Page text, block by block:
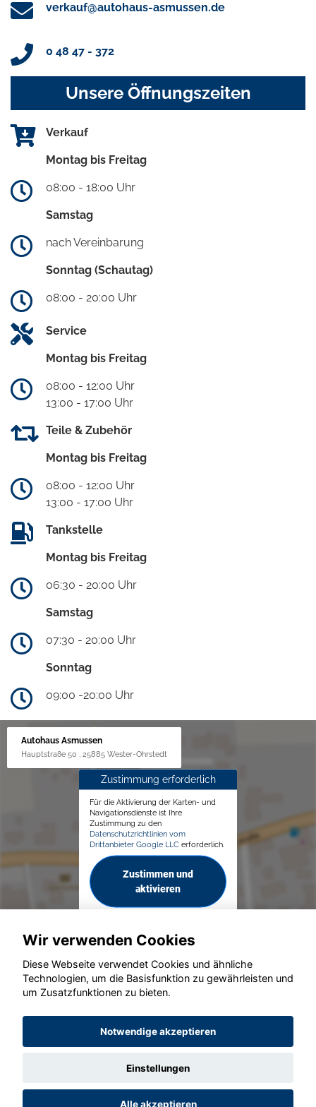
verkauf@autohaus-asmussen.de
0 48 47 - 372
Unsere Öffnungszeiten
Verkauf
Montag bis Freitag
08:00 - 18:00 Uhr
Samstag
nach Vereinbarung
Sonntag (Schautag)
08:00 - 20:00 Uhr
Service
Montag bis Freitag
08:00 - 12:00 Uhr
13:00 - 17:00 Uhr
Teile & Zubehör
Montag bis Freitag
08:00 - 12:00 Uhr
13:00 - 17:00 Uhr
Tankstelle
Montag bis Freitag
06:30 - 20:00 Uhr
Samstag
07:30 - 20:00 Uhr
Sonntag
09:00 -20:00 Uhr
Autohaus Asmussen
Hauptstraße 50 , 25885 Wester-Ohrstedt
Zustimmung erforderlich
Für die Aktivierung der Karten- und
Navigationsdienste ist Ihre
Zustimmung zu den
Datenschutzrichtlinien vom
Drittanbieter Google LLC erforderlich.
Zustimmen und
aktivieren
© konjunkturmotor.de GmbH 2020 - 2026
Wir verwenden Cookies
Diese Webseite verwendet Cookies und ähnliche
Technologien, um die Basisfunktion zu gewährleisten und
um Zusatzfunktionen zu bieten.
Notwendige akzeptieren
Einstellungen
Alle akzeptieren